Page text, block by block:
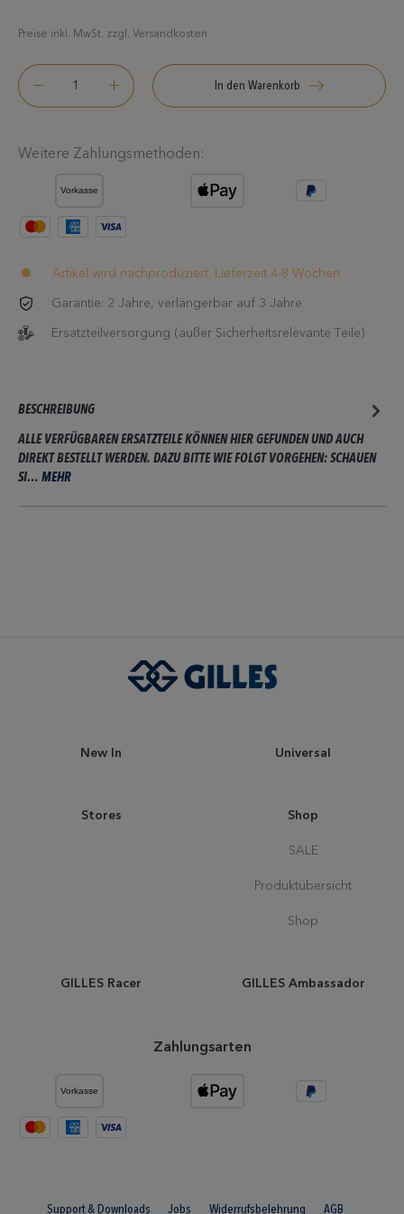
Preise inkl. MwSt. zzgl. Versandkosten
In den Warenkorb
Weitere Zahlungsmethoden:
Artikel wird nachproduziert. Lieferzeit 4-8 Wochen
Garantie: 2 Jahre, verlängerbar auf 3 Jahre
Ersatzteilversorgung (außer Sicherheitsrelevante Teile)
BESCHREIBUNG
ALLE VERFÜGBAREN ERSATZTEILE KÖNNEN HIER GEFUNDEN UND AUCH
DIREKT BESTELLT WERDEN. DAZU BITTE WIE FOLGT VORGEHEN: SCHAUEN
SI… MEHR
New In Universal
Stores Shop
SALE
Produktübersicht
Shop
GILLES Racer GILLES Ambassador
Zahlungsarten
Support & Downloads Jobs Widerrufsbelehrung AGB